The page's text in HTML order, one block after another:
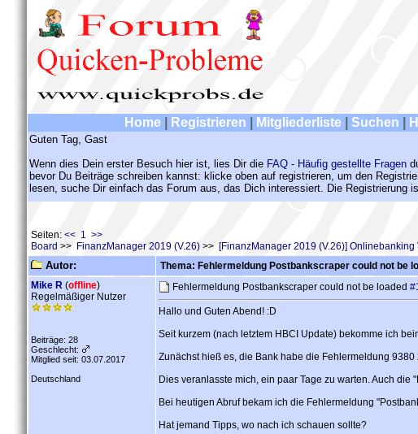
Home Registrieren Mitgliederliste Suchen
Guten Tag, Gast
Wenn dies Dein erster Besuch hier ist, lies Dir die FAQ - Häufig gestellte Fragen
bevor Du Beiträge schreiben kannst: klicke oben auf registrieren, um den
lesen, suche Dir einfach das Forum aus, das Dich interessiert. Die Registrierung
Seiten: << 1 >>
Board >> FinanzManager 2019 (V.26) >> [FinanzManager 2019 (V.26)] Onlinebanking
Autor:
Thema: Fehlermeldung Postbankscraper could not be
Mike R (offline)
Regelmäßiger Nutzer
Beiträge: 28
Geschlecht:
Mitglied seit: 03.07.2017
Deutschland
Fehlermeldung Postbankscraper could not be loaded
Hallo und Guten Abend! :D
Seit kurzem (nach letztem HBCI Update) bekomme ich
Zunächst hieß es, die Bank habe die Fehlermeldung 9380
Dies veranlasste mich, ein paar Tage zu warten. Auch
Bei heutigen Abruf bekam ich die Fehlermeldung
Hat jemand Tipps, wo nach ich schauen sollte?